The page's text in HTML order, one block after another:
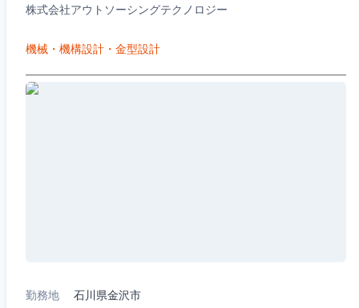
株式会社アウトソーシングテクノロジー
機械・機構設計・金型設計
勤務地 石川県金沢市